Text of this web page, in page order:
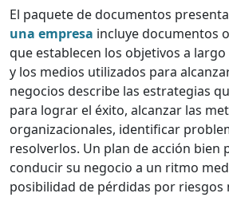
El paquete de documentos
una empresa incluye documentos
que establecen los objetivos a
y los medios utilizados para
negocios describe las estrategias
para lograr el éxito, alcanzar las
organizacionales, identificar
resolverlos. Un plan de acción bien
conducir su negocio a un ritmo
posibilidad de pérdidas por riesgos